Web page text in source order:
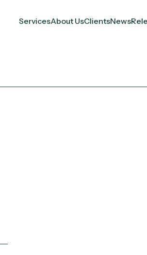
ServicesAbout UsClientsNews